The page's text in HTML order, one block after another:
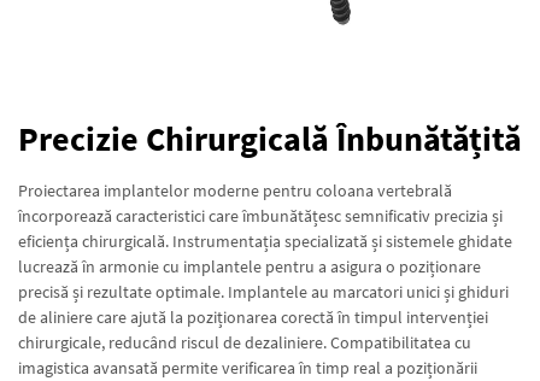
Precizie Chirurgicală Înbunătățită
Proiectarea implantelor moderne pentru coloana vertebrală
încorporează caracteristici care îmbunătățesc semnificativ precizia și
eficiența chirurgicală. Instrumentația specializată și sistemele ghidate
lucrează în armonie cu implantele pentru a asigura o poziționare
precisă și rezultate optimale. Implantele au marcatori unici și ghiduri
de aliniere care ajută la poziționarea corectă în timpul intervenției
chirurgicale, reducând riscul de dezaliniere. Compatibilitatea cu
imagistica avansată permite verificarea în timp real a poziționării